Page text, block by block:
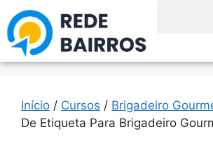
Início / Cursos / Brigadeiro
De Etiqueta Para Brigadeiro